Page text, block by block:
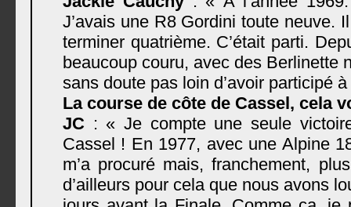
J’avais une R8 Gordini toute neuve.
terminer quatrième. C’était parti.
beaucoup couru, avec des Berlinette
sans doute pas loin d’avoir participé
La course de côte de Cassel, cela
JC : « Je compte une seule
Cassel ! En 1977, avec une Alpine
m’a procuré mais, franchement,
d’ailleurs pour cela que nous avons